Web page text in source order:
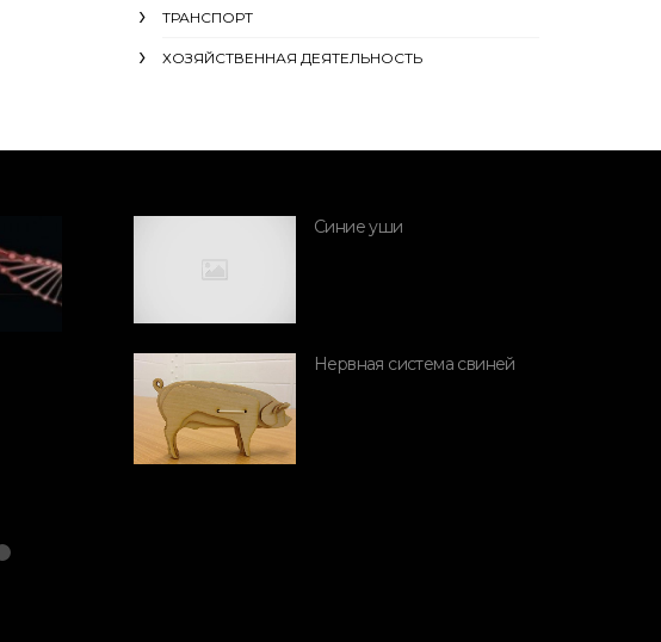
ТРАНСПОРТ
ХОЗЯЙСТВЕННАЯ ДЕЯТЕЛЬНОСТЬ
ПОРОДЫ СВИНЕЙ
Породы
Синие уши
Нервная система свиней